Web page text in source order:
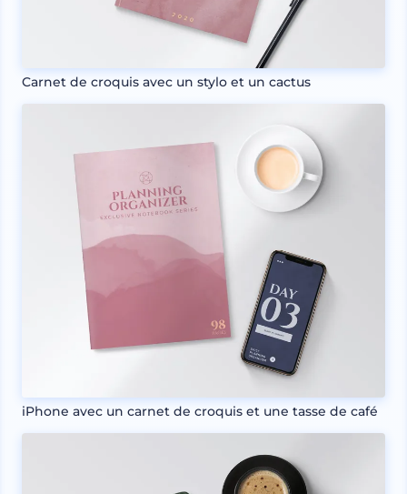
Carnet de croquis avec un stylo et un cactus
iPhone avec un carnet de croquis et une tasse de café